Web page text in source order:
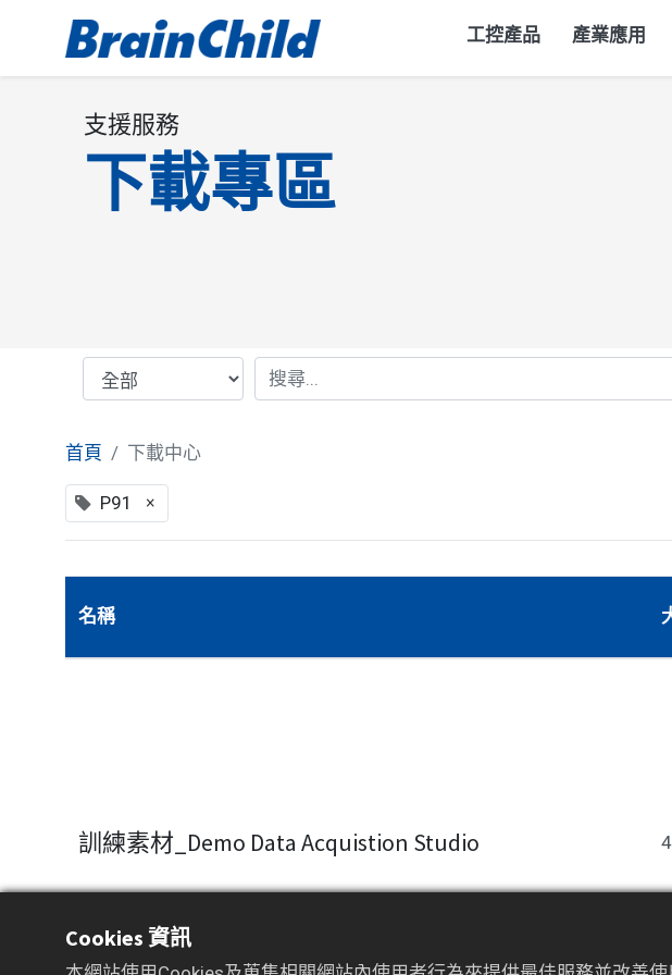
工控產品 產業應用
支援服務
下載專區
首頁 下載中心
P91 ×
名稱
訓練素材_Demo Data Acquistion Studio
Cookies 資訊